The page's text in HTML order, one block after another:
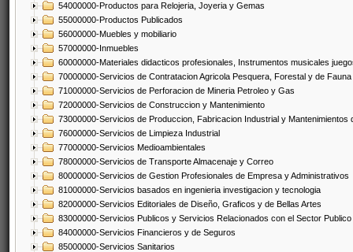
54000000-Productos para Relojeria, Joyeria y Gemas
55000000-Productos Publicados
56000000-Muebles y mobiliario
57000000-Inmuebles
60000000-Materiales didacticos profesionales, Instrumentos musicales
70000000-Servicios de Contratacion Agricola Pesquera, Forestal y de Fauna
71000000-Servicios de Perforacion de Mineria Petroleo y Gas
72000000-Servicios de Construccion y Mantenimiento
73000000-Servicios de Produccion, Fabricacion Industrial y Mantenimientos
76000000-Servicios de Limpieza Industrial
77000000-Servicios Medioambientales
78000000-Servicios de Transporte Almacenaje y Correo
80000000-Servicios de Gestion Profesionales de Empresa y Administrativos
81000000-Servicios basados en ingenieria investigacion y tecnologia
82000000-Servicios Editoriales de Diseño, Graficos y de Bellas Artes
83000000-Servicios Publicos y Servicios Relacionados con el Sector Publico
84000000-Servicios Financieros y de Seguros
85000000-Servicios Sanitarios